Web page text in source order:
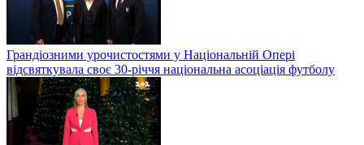
Грандіозними урочистостями у Національній Опері
відсвяткувала своє 30-річчя національна асоціація футболу